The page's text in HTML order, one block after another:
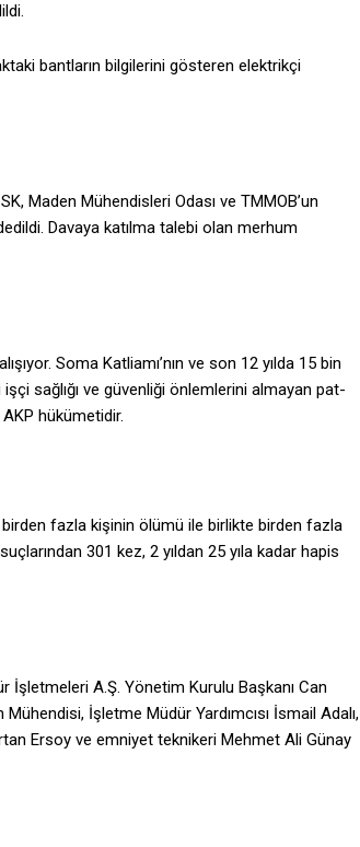
bantların bilgilerini gösteren elektrikçi
Maden Mühendisleri Odası ve TMMOB’un
Davaya katılma talebi olan merhum
Soma Katliamı’nın ve son 12 yılda 15 bin
sağlığı ve gü­venliği önlemlerini almayan pat­
AKP hükümetidir.
birden fazla kişinin ölümü ile birlikte birden fazla
301 kez, 2 yıldan 25 yıla kadar hapis
İşletmeleri A.Ş. Yönetim Kurulu Başkanı Can
İşletme Müdür Yardımcısı İsmail Adalı,
Ersoy ve emniyet teknikeri Mehmet Ali Günay